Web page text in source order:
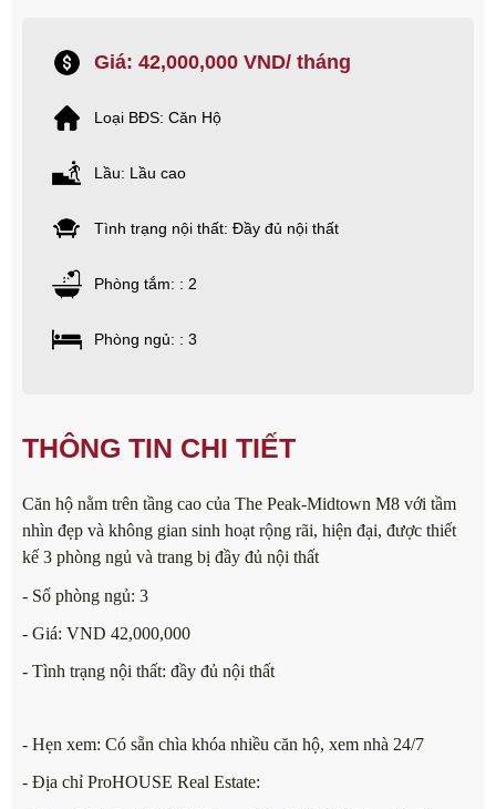
Giá: 42,000,000 VND/ tháng
Loại BĐS: Căn Hộ
Lầu: Lầu cao
Tình trạng nội thất: Đầy đủ nội thất
Phòng tắm: : 2
Phòng ngủ: : 3
THÔNG TIN CHI TIẾT
Căn hộ nằm trên tầng cao của The Peak-Midtown M8 với tầm
nhìn đẹp và không gian sinh hoạt rộng rãi, hiện đại, được thiết
kế 3 phòng ngủ và trang bị đầy đủ nội thất
- Số phòng ngủ: 3
- Giá: VND 42,000,000
- Tình trạng nội thất: đầy đủ nội thất
- Hẹn xem: Có sẵn chìa khóa nhiều căn hộ, xem nhà 24/7
- Địa chỉ ProHOUSE Real Estate: